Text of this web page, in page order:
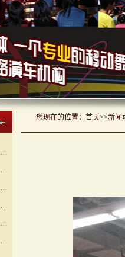
您现在的位置： 首页>>新闻